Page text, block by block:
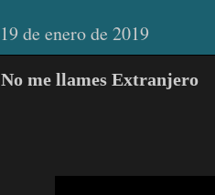
19 de enero de 2019
No me llames Extranjero